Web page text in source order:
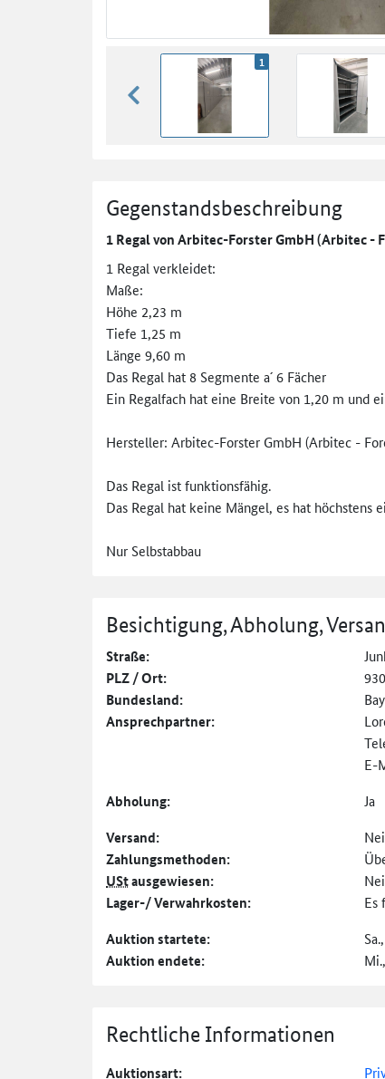
zurück blättern
1
Gegenstandsbeschreibung
1 Regal von Arbitec-Forster GmbH (Arbitec -
1 Regal verkleidet:
Maße:
Höhe 2,23 m
Tiefe 1,25 m
Länge 9,60 m
Das Regal hat 8 Segmente a´ 6 Fächer
Ein Regalfach hat eine Breite von 1,20 m und
Hersteller: Arbitec-Forster GmbH (Arbitec -
Das Regal ist funktionsfähig.
Das Regal hat keine Mängel, es hat höchstens
Nur Selbstabbau
Besichtigung, Abholung,
Straße:
PLZ / Ort:
Bundesland:
Ansprechpartner:
E-
Abholung: Ja
Versand:
Zahlungs­methoden:
UStausgewiesen:
Lager-/ Verwahrkosten: Es
Auktion startete:
Auktion endete:
Rechtliche Informationen
Auktionsart: